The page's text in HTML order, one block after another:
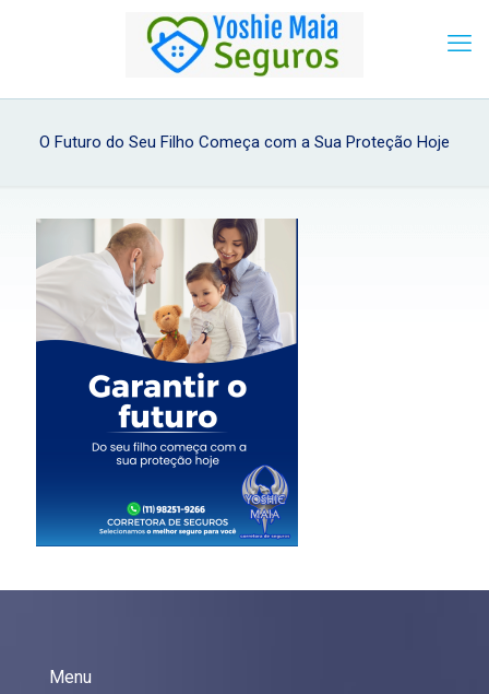
O Futuro do Seu Filho Começa com a Sua Proteção Hoje
Menu